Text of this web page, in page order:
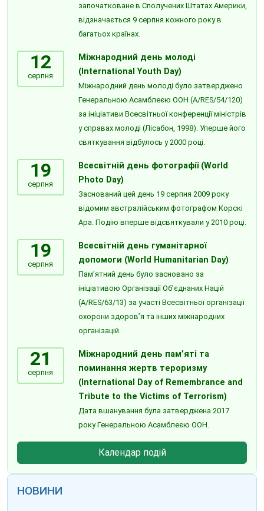
започатковане в Сполучених Штатах Америки,
відзначається 9 серпня кожного року в
багатьох країнах.
12
серпня
Міжнародний день молоді
(International Youth Day)
Міжнародний день молоді було затверджено
Генеральною Асамблеєю ООН (A/RES/54/120)
за ініціативи Всесвітньої конференції міністрів
у справах молоді (Лісабон, 1998). Уперше його
святкування відбулось у 2000 році.
19
серпня
Всесвітній день фотографії (World
Photo Day)
Заснований цей день 19 серпня 2009 року
відомим австралійським фотографом Корскі
Ара. Подію вперше відсвяткували у 2010 році.
19
серпня
Всесвітній день гуманітарної
допомоги (World Humanitarian Day)
Пам’ятний день було засновано за
ініціативою Організації Об’єднаних Націй
(A/RES/63/13) за участі Всесвітньої організації
охорони здоров’я та інших міжнародних
організацій.
21
серпня
Міжнародний день пам’яті та
поминання жертв тероризму
(International Day of Remembrance and
Tribute to the Victims of Terrorism)
Дата вшанування була затверджена 2017
року Генеральною Асамблеєю ООН.
Календар подій
НОВИНИ